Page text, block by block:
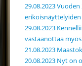
29.08.2023
29.08.2023
vastaanottaa
21.08.2023
20.08.2023 Nyt on